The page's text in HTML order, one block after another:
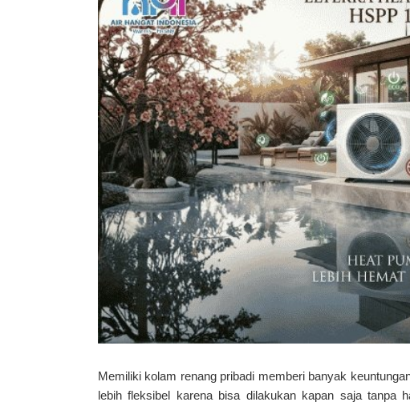
Memiliki kolam renang pribadi memberi banyak
lebih fleksibel karena bisa dilakukan kapan saja tanpa